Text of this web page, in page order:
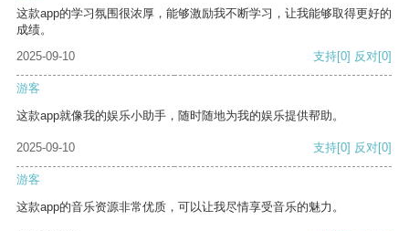
这款app的学习氛围很浓厚，能够激励我不断学习，让我能够取得更好的
成绩。
2025-09-10
支持[0] 反对[0]
游客
这款app就像我的娱乐小助手，随时随地为我的娱乐提供帮助。
2025-09-10 支持[0] 反对[0]
游客
这款app的音乐资源非常优质，可以让我尽情享受音乐的魅力。